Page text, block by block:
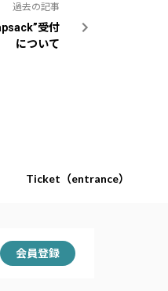
過去の記事
受付
について
Ticket（entrance）
会員登録